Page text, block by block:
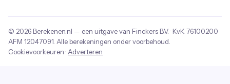
© 2026 Berekenen.nl — een uitgave van Finckers B.V. · KvK 76100200 ·
AFM 12047091 . Alle berekeningen onder voorbehoud.
Cookievoorkeuren · Adverteren